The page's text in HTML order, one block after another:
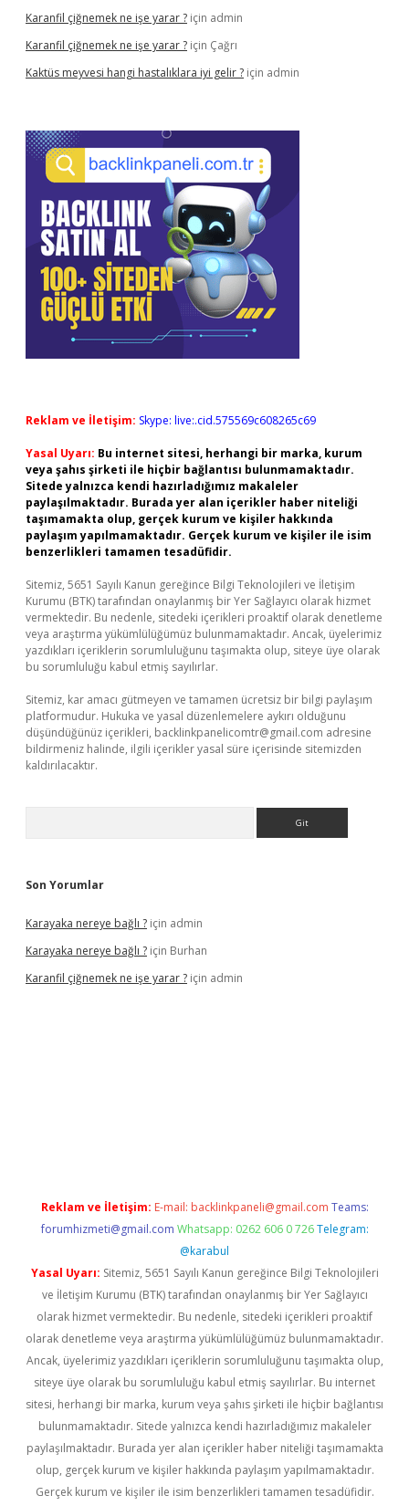
Karanfil çiğnemek ne işe yarar ? için admin
Karanfil çiğnemek ne işe yarar ? için Çağrı
Kaktüs meyvesi hangi hastalıklara iyi gelir ? için admin
Reklam ve İletişim: Skype: live:.cid.575569c608265c69
Yasal Uyarı: Bu internet sitesi, herhangi bir marka, kurum
veya şahıs şirketi ile hiçbir bağlantısı bulunmamaktadır.
Sitede yalnızca kendi hazırladığımız makaleler
paylaşılmaktadır. Burada yer alan içerikler haber niteliği
taşımamakta olup, gerçek kurum ve kişiler hakkında
paylaşım yapılmamaktadır. Gerçek kurum ve kişiler ile isim
benzerlikleri tamamen tesadüfidir.
Sitemiz, 5651 Sayılı Kanun gereğince Bilgi Teknolojileri ve İletişim
Kurumu (BTK) tarafından onaylanmış bir Yer Sağlayıcı olarak hizmet
vermektedir. Bu nedenle, sitedeki içerikleri proaktif olarak denetleme
veya araştırma yükümlülüğümüz bulunmamaktadır. Ancak, üyelerimiz
yazdıkları içeriklerin sorumluluğunu taşımakta olup, siteye üye olarak
bu sorumluluğu kabul etmiş sayılırlar.
Sitemiz, kar amacı gütmeyen ve tamamen ücretsiz bir bilgi paylaşım
platformudur. Hukuka ve yasal düzenlemelere aykırı olduğunu
düşündüğünüz içerikleri, backlinkpanelicomtr@gmail.com adresine
bildirmeniz halinde, ilgili içerikler yasal süre içerisinde sitemizden
kaldırılacaktır.
Son Yorumlar
Karayaka nereye bağlı ? için admin
Karayaka nereye bağlı ? için Burhan
Karanfil çiğnemek ne işe yarar ? için admin
Reklam ve İletişim: E-mail: backlinkpaneli@gmail.com Teams:
forumhizmeti@gmail.com Whatsapp: 0262 606 0 726 Telegram:
@karabul
Yasal Uyarı: Sitemiz, 5651 Sayılı Kanun gereğince Bilgi Teknolojileri
ve İletişim Kurumu (BTK) tarafından onaylanmış bir Yer Sağlayıcı
olarak hizmet vermektedir. Bu nedenle, sitedeki içerikleri proaktif
olarak denetleme veya araştırma yükümlülüğümüz bulunmamaktadır.
Ancak, üyelerimiz yazdıkları içeriklerin sorumluluğunu taşımakta olup,
siteye üye olarak bu sorumluluğu kabul etmiş sayılırlar. Bu internet
sitesi, herhangi bir marka, kurum veya şahıs şirketi ile hiçbir bağlantısı
bulunmamaktadır. Sitede yalnızca kendi hazırladığımız makaleler
paylaşılmaktadır. Burada yer alan içerikler haber niteliği taşımamakta
olup, gerçek kurum ve kişiler hakkında paylaşım yapılmamaktadır.
Gerçek kurum ve kişiler ile isim benzerlikleri tamamen tesadüfidir.